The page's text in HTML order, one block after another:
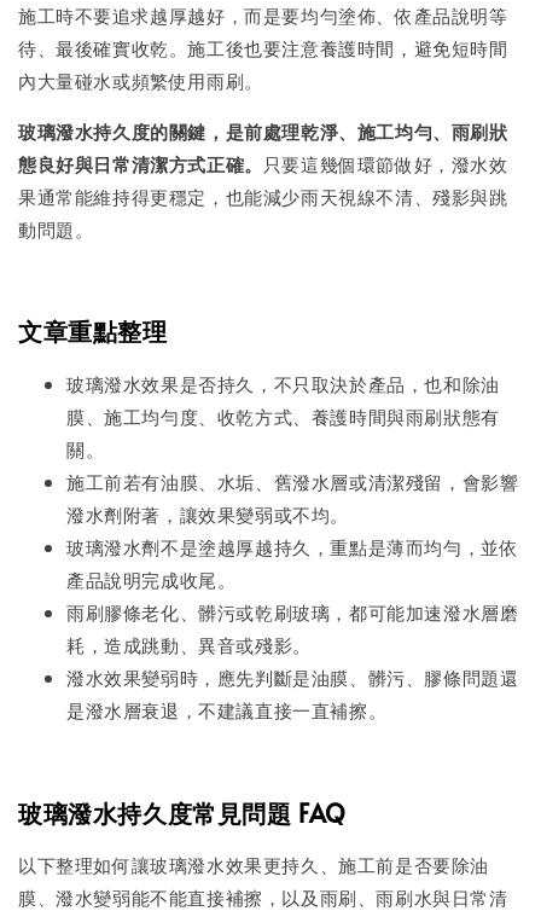
施工時不要追求越厚越好，而是要均勻塗佈、依產品說明等
待、最後確實收乾。施工後也要注意養護時間，避免短時間
內大量碰水或頻繁使用雨刷。
玻璃潑水持久度的關鍵，是前處理乾淨、施工均勻、雨刷狀
態良好與日常清潔方式正確。
只要這幾個環節做好，潑水效
果通常能維持得更穩定，也能減少雨天視線不清、殘影與跳
動問題。
文章重點整理
玻璃潑水效果是否持久，不只取決於產品，也和除油
膜、施工均勻度、收乾方式、養護時間與雨刷狀態有
關。
施工前若有油膜、水垢、舊潑水層或清潔殘留，會影響
潑水劑附著，讓效果變弱或不均。
玻璃潑水劑不是塗越厚越持久，重點是薄而均勻，並依
產品說明完成收尾。
雨刷膠條老化、髒污或乾刷玻璃，都可能加速潑水層磨
耗，造成跳動、異音或殘影。
潑水效果變弱時，應先判斷是油膜、髒污、膠條問題還
是潑水層衰退，不建議直接一直補擦。
玻璃潑水持久度常見問題 FAQ
以下整理如何讓玻璃潑水效果更持久、施工前是否要除油
膜、潑水變弱能不能直接補擦，以及雨刷、雨刷水與日常清